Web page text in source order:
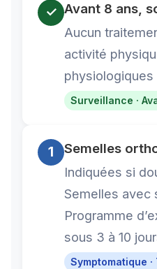
✓ Avant 8 ans,
Aucun
activité
Surveillance ·
1 Semelles
Indiquées si
Semelles avec
Programme
sous 3 à 10
Symptomatique